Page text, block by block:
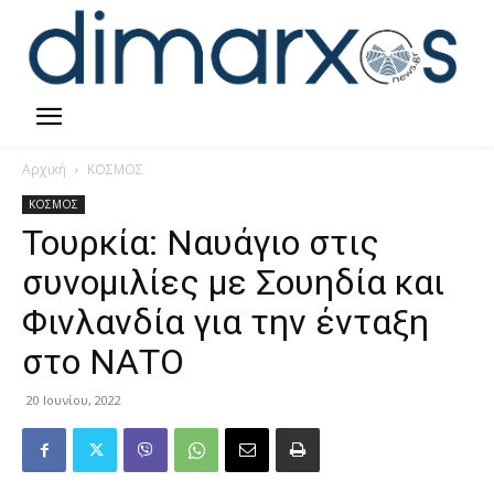
Αρχική ΚΟΣΜΟΣ
ΚΟΣΜΟΣ
Τουρκία: Ναυάγιο στις
συνομιλίες με Σουηδία και
Φινλανδία για την ένταξη
στο ΝΑΤΟ
20 Ιουνίου, 2022